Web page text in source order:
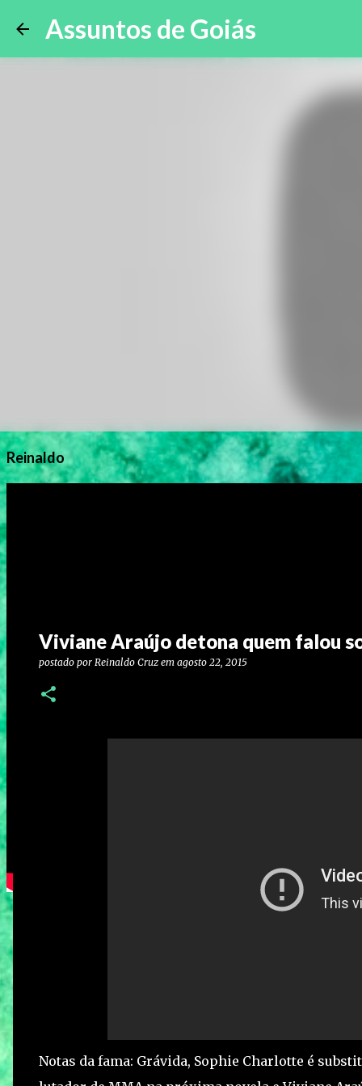
Assuntos de Goiás
Reinaldo
Viviane Araújo detona quem falou
postado por Reinaldo Cruz em agosto 22, 2015
Notas da fama: Grávida, Sophie Charlotte é